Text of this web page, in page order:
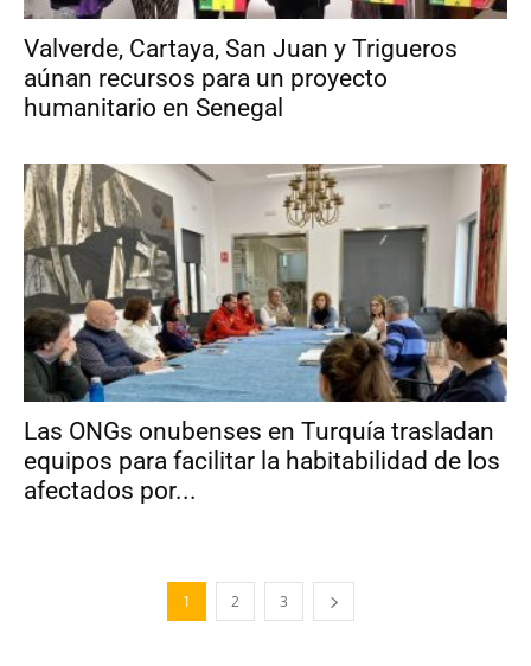
Valverde, Cartaya, San Juan y Trigueros
aúnan recursos para un proyecto
humanitario en Senegal
Las ONGs onubenses en Turquía trasladan
equipos para facilitar la habitabilidad de los
afectados por...
1 2 3